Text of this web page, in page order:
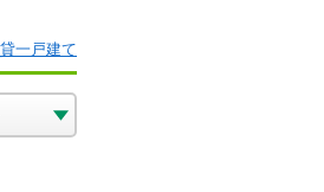
一戸建て